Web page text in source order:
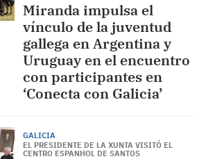
Miranda impulsa el
vínculo de la juventud
gallega en Argentina y
Uruguay en el encuentro
con participantes en
‘Conecta con Galicia’
GALICIA
EL PRESIDENTE DE LA XUNTA VISITÓ EL
CENTRO ESPANHOL DE SANTOS